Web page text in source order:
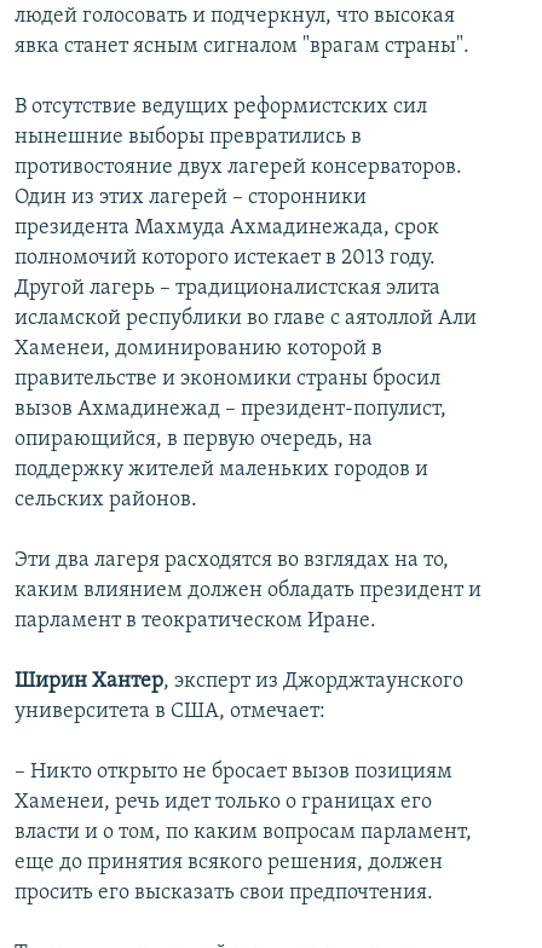
людей голосовать и подчеркнул, что высокая
явка станет ясным сигналом "врагам страны".
В отсутствие ведущих реформистских сил
нынешние выборы превратились в
противостояние двух лагерей консерваторов.
Один из этих лагерей – сторонники
президента Махмуда Ахмадинежада, срок
полномочий которого истекает в 2013 году.
Другой лагерь – традиционалистская элита
исламской республики во главе с аятоллой Али
Хаменеи, доминированию которой в
правительстве и экономики страны бросил
вызов Ахмадинежад – президент-популист,
опирающийся, в первую очередь, на
поддержку жителей маленьких городов и
сельских районов.
Эти два лагеря расходятся во взглядах на то,
каким влиянием должен обладать президент и
парламент в теократическом Иране.
Ширин Хантер, эксперт из Джорджтаунского
университета в США, отмечает:
– Никто открыто не бросает вызов позициям
Хаменеи, речь идет только о границах его
власти и о том, по каким вопросам парламент,
еще до принятия всякого решения, должен
просить его высказать свои предпочтения.